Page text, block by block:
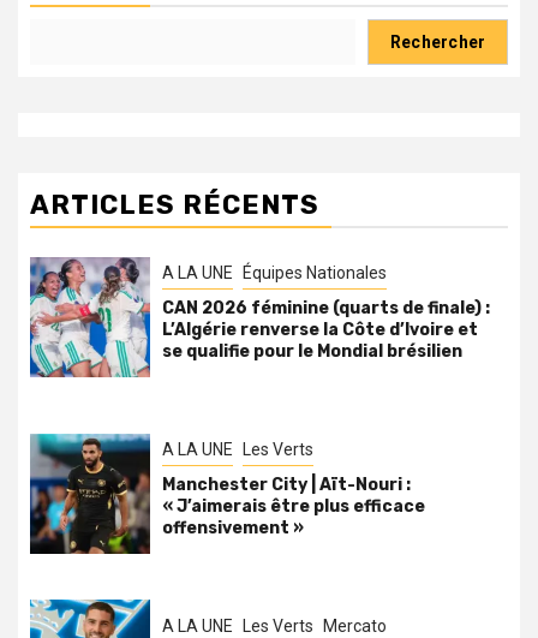
Rechercher
ARTICLES RÉCENTS
A LA UNE Équipes Nationales
CAN 2026 féminine (quarts de finale) :
L’Algérie renverse la Côte d’Ivoire et
se qualifie pour le Mondial brésilien
A LA UNE Les Verts
Manchester City | Aït-Nouri :
« J’aimerais être plus efficace
offensivement »
A LA UNE Les Verts Mercato